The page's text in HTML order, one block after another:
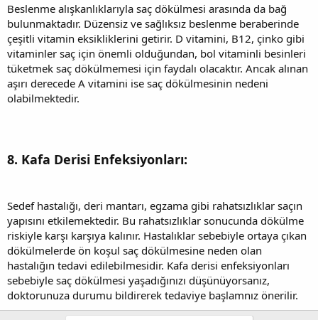
Beslenme alışkanlıklarıyla saç dökülmesi arasında da bağ
bulunmaktadır. Düzensiz ve sağlıksız beslenme beraberinde
çeşitli vitamin eksikliklerini getirir. D vitamini, B12, çinko gibi
vitaminler saç için önemli olduğundan, bol vitaminli besinleri
tüketmek saç dökülmemesi için faydalı olacaktır. Ancak alınan
aşırı derecede A vitamini ise saç dökülmesinin nedeni
olabilmektedir.
8. Kafa Derisi Enfeksiyonları:
Sedef hastalığı, deri mantarı, egzama gibi rahatsızlıklar saçın
yapısını etkilemektedir. Bu rahatsızlıklar sonucunda dökülme
riskiyle karşı karşıya kalınır. Hastalıklar sebebiyle ortaya çıkan
dökülmelerde ön koşul saç dökülmesine neden olan
hastalığın tedavi edilebilmesidir. Kafa derisi enfeksiyonları
sebebiyle saç dökülmesi yaşadığınızı düşünüyorsanız,
doktorunuza durumu bildirerek tedaviye başlamnız önerilir.